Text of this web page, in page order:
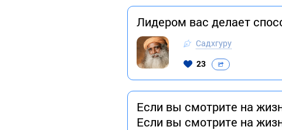
Лидером вас делает
Садхгуру
23
Если вы смотрите на
Если вы смотрите на